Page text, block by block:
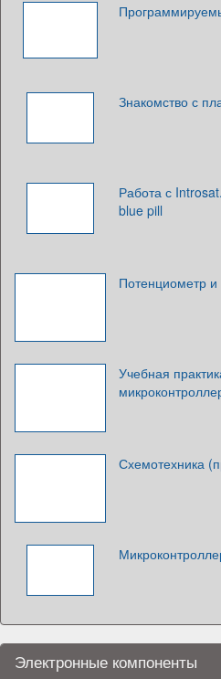
Знакомство с
Работа с
blue pill
Потенциометр и
Учебная
Схемотехника
Электронные компоненты